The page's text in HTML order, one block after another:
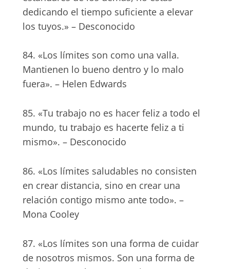
dedicando el tiempo suficiente a elevar
los tuyos.» – Desconocido
84. «Los límites son como una valla.
Mantienen lo bueno dentro y lo malo
fuera». – Helen Edwards
85. «Tu trabajo no es hacer feliz a todo el
mundo, tu trabajo es hacerte feliz a ti
mismo». – Desconocido
86. «Los límites saludables no consisten
en crear distancia, sino en crear una
relación contigo mismo ante todo». –
Mona Cooley
87. «Los límites son una forma de cuidar
de nosotros mismos. Son una forma de